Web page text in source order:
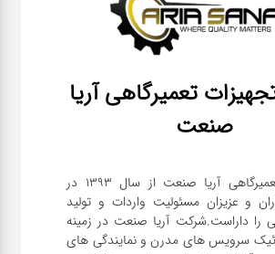
تعمیرگاهی آریا
صنعت
شرکت تجهیزات تعمیرگاهی آریا صنعت از سال ۱۳۹۳ در
و عزیزان مسئولیت واردات و تولید
را داراست.شرکت آریا صنعت در زمینه
سرویس های مدرن و نمایندگی های